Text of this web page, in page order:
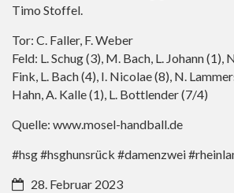
Timo Stoffel.
Tor: C. Faller, F. Weber
Feld: L. Schug (3), M. Bach, L. Johann (1),
Fink, L. Bach (4), I. Nicolae (8), N.
Hahn, A. Kalle (1), L. Bottlender (7/4)
Quelle: www.mosel-handball.de
#hsg #hsghunsrück #damenzwei
28. Februar 2023